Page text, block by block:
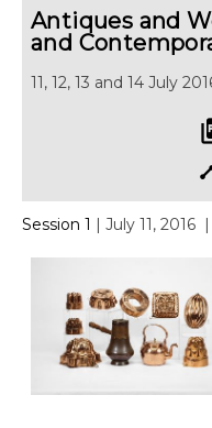
Antiques and
and
11, 12, 13 and 14 July
Session 1 | July 11, 2016